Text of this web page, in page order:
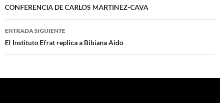
de
entradas
CONFERENCIA DE CARLOS MARTINEZ-CAVA
ENTRADA SIGUIENTE
El Instituto Efrat replica a Bibiana Aido